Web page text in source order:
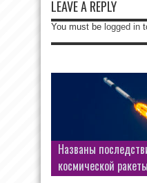
LEAVE A REPLY
You must be logged in
Названы
космической